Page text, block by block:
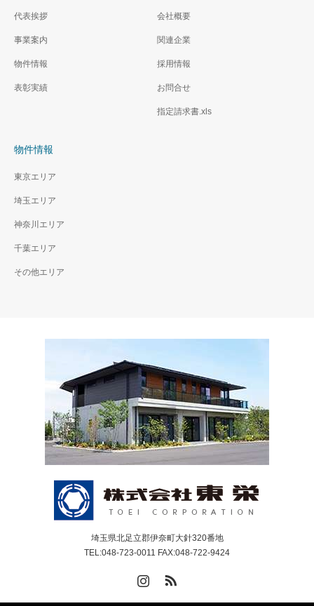
代表挨拶
事業案内
物件情報
表彰実績
会社概要
関連企業
採用情報
お問合せ
指定請求書.xls
物件情報
東京エリア
埼玉エリア
神奈川エリア
千葉エリア
その他エリア
埼玉県北足立郡伊奈町大針320番地
TEL:048-723-0011 FAX:048-722-9424